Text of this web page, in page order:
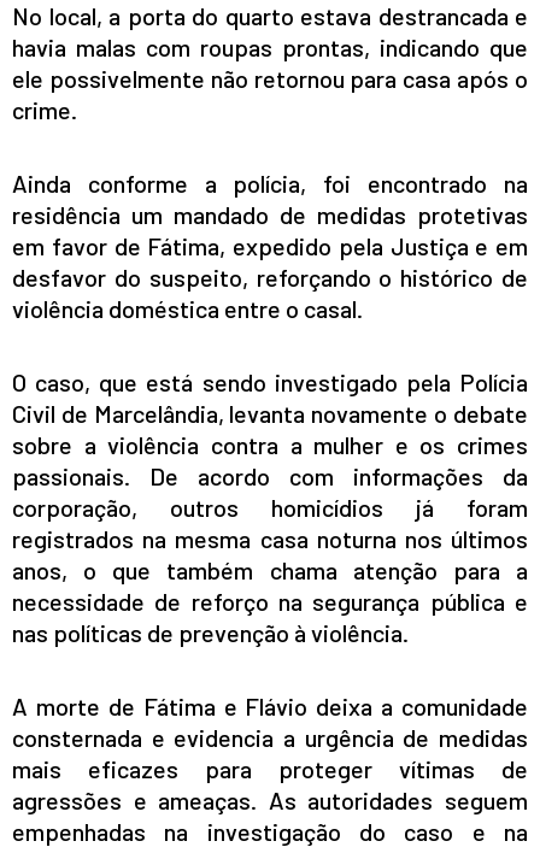
No local, a porta do quarto estava destrancada e
havia malas com roupas prontas, indicando que
ele possivelmente não retornou para casa após o
crime.
Ainda conforme a polícia, foi encontrado na
residência um mandado de medidas protetivas
em favor de Fátima, expedido pela Justiça e em
desfavor do suspeito, reforçando o histórico de
violência doméstica entre o casal.
O caso, que está sendo investigado pela Polícia
Civil de Marcelândia, levanta novamente o debate
sobre a violência contra a mulher e os crimes
passionais. De acordo com informações da
corporação, outros homicídios já foram
registrados na mesma casa noturna nos últimos
anos, o que também chama atenção para a
necessidade de reforço na segurança pública e
nas políticas de prevenção à violência.
A morte de Fátima e Flávio deixa a comunidade
consternada e evidencia a urgência de medidas
mais eficazes para proteger vítimas de
agressões e ameaças. As autoridades seguem
empenhadas na investigação do caso e na